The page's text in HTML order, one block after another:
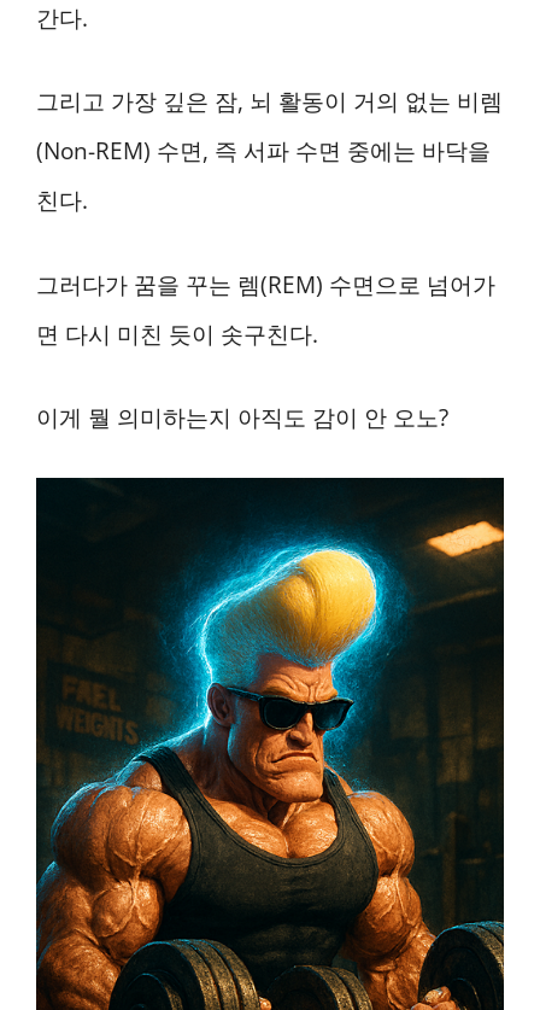
간다.
그리고 가장 깊은 잠, 뇌 활동이 거의 없는 비렘
(Non-REM) 수면, 즉 서파 수면 중에는 바닥을
친다.
그러다가 꿈을 꾸는 렘(REM) 수면으로 넘어가
면 다시 미친 듯이 솟구친다.
이게 뭘 의미하는지 아직도 감이 안 오노?